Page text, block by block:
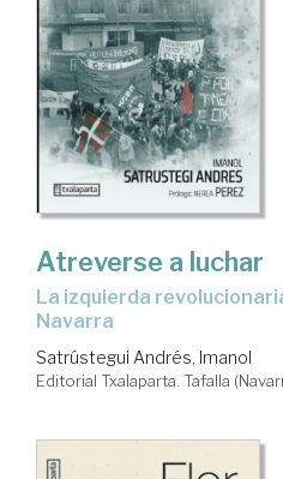
Atreverse a luchar
La izquierda revolucionaria y la transición en
Navarra
Satrústegui Andrés, Imanol
Editorial Txalaparta. Tafalla